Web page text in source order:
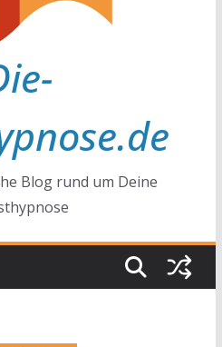
Blog rund um Deine